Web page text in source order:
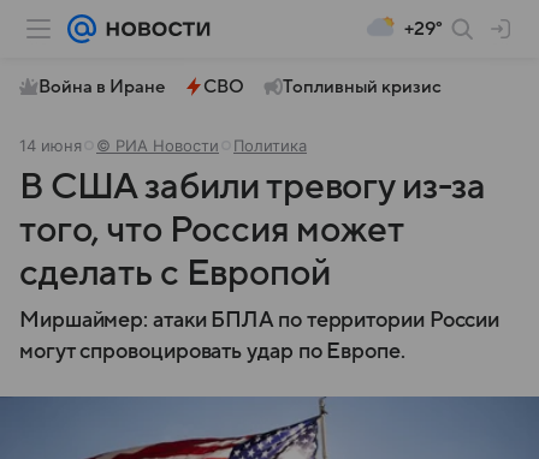
+29°
Война в Иране СВО Топливный кризис
14 июня © РИА Новости Политика
В США забили тревогу из-за
того, что Россия может
сделать с Европой
Миршаймер: атаки БПЛА по территории России
могут спровоцировать удар по Европе.